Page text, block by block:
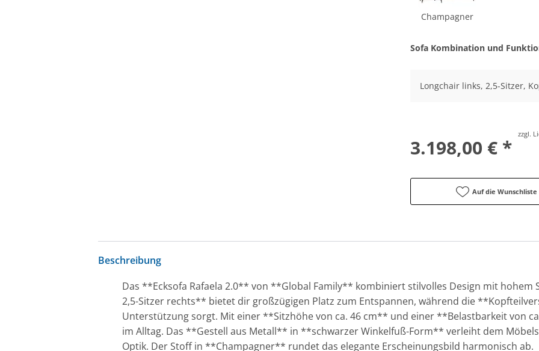
Champagner
Sofa Kombination und
Longchair links, 2,5-Sitzer,
3.198,00 € *
zzgl.
Auf die Wunschliste
Beschreibung
Das **Ecksofa Rafaela 2.0** von **Global Family** kombiniert stilvolles Design mit
2,5-Sitzer rechts** bietet dir großzügigen Platz zum Entspannen, während die
Unterstützung sorgt. Mit einer **Sitzhöhe von ca. 46 cm** und einer **Belastbarkeit von
im Alltag. Das **Gestell aus Metall** in **schwarzer Winkelfuß-Form** verleiht dem
Optik. Der Stoff in **Champagner** rundet das elegante Erscheinungsbild harmonisch ab.